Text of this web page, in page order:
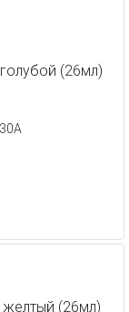
(26мл)
желтый (26мл)